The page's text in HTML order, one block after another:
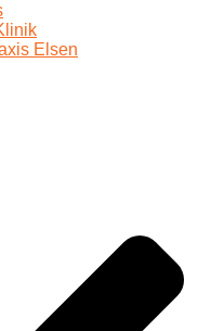
Elsen